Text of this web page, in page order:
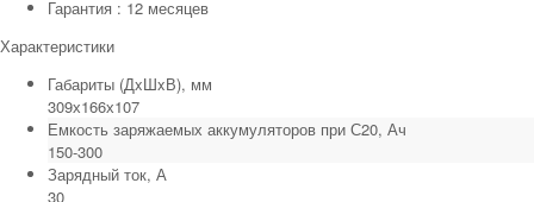
Гарантия : 12 месяцев
Характеристики
Габариты (ДxШxВ), мм
309х166х107
Емкость заряжаемых аккумуляторов при С20, Ач
150-300
Зарядный ток, А
30